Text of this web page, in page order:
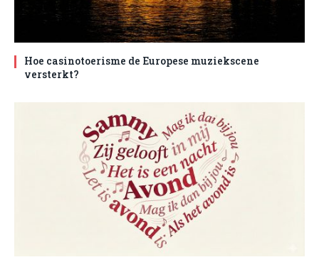
Hoe casinotoerisme de Europese muziekscene
versterkt?